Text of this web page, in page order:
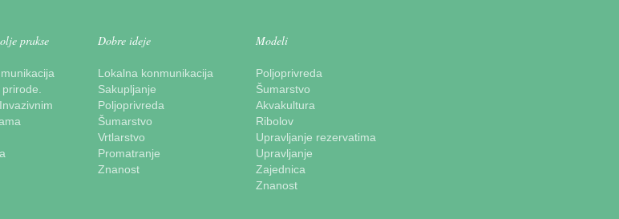
prakse Dobre ideje
Lokalna konmunikacija
Sakupljanje
Poljoprivreda
Šumarstvo
Vrtlarstvo
Promatranje
Znanost
Modeli
Poljoprivreda
Šumarstvo
Akvakultura
Ribolov
Upravljanje rezervatima
Upravljanje
Zajednica
Znanost